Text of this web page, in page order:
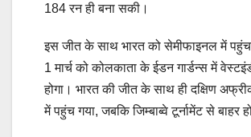
184 रन ही बना सकी।
इस जीत के साथ भारत को सेमीफाइनल में
1 मार्च को कोलकाता के ईडन गार्डन्स में
होगा। भारत की जीत के साथ ही दक्षिण
में पहुंच गया, जबकि जिम्बाब्वे टूर्नामेंट से बाहर